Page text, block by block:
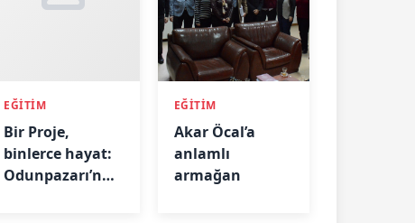
EĞİTİM
Bir Proje,
binlerce hayat:
Odunpazarı’nda
EĞİTİM
Akar Öcal’a
anlamlı
armağan